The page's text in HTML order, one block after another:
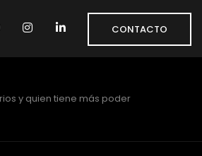
CONTACTO
y quien tiene más poder